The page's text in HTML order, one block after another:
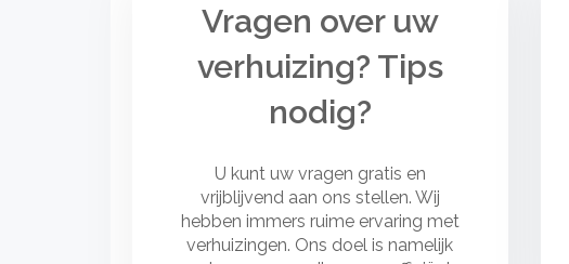
Vragen over uw
verhuizing? Tips
nodig?
U kunt uw vragen gratis en
vrijblijvend aan ons stellen. Wij
hebben immers ruime ervaring met
verhuizingen. Ons doel is namelijk